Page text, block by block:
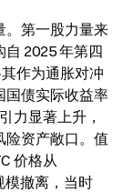
。第一股力量来
2025 年第四
作为通胀对冲
国债实际收益率
力显著上升，
险资产敞口。值
价格从
模撤离，当时